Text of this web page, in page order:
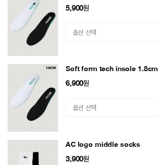
5,900원
Soft form tech insole 1.8cm
6,900원
AC logo middle socks
3,900원